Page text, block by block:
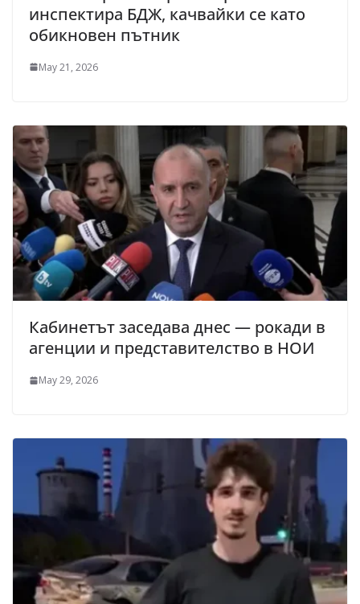
инспектира БДЖ, качвайки се като
обикновен пътник
May 21, 2026
Кабинетът заседава днес — рокади в
агенции и представителство в НОИ
May 29, 2026